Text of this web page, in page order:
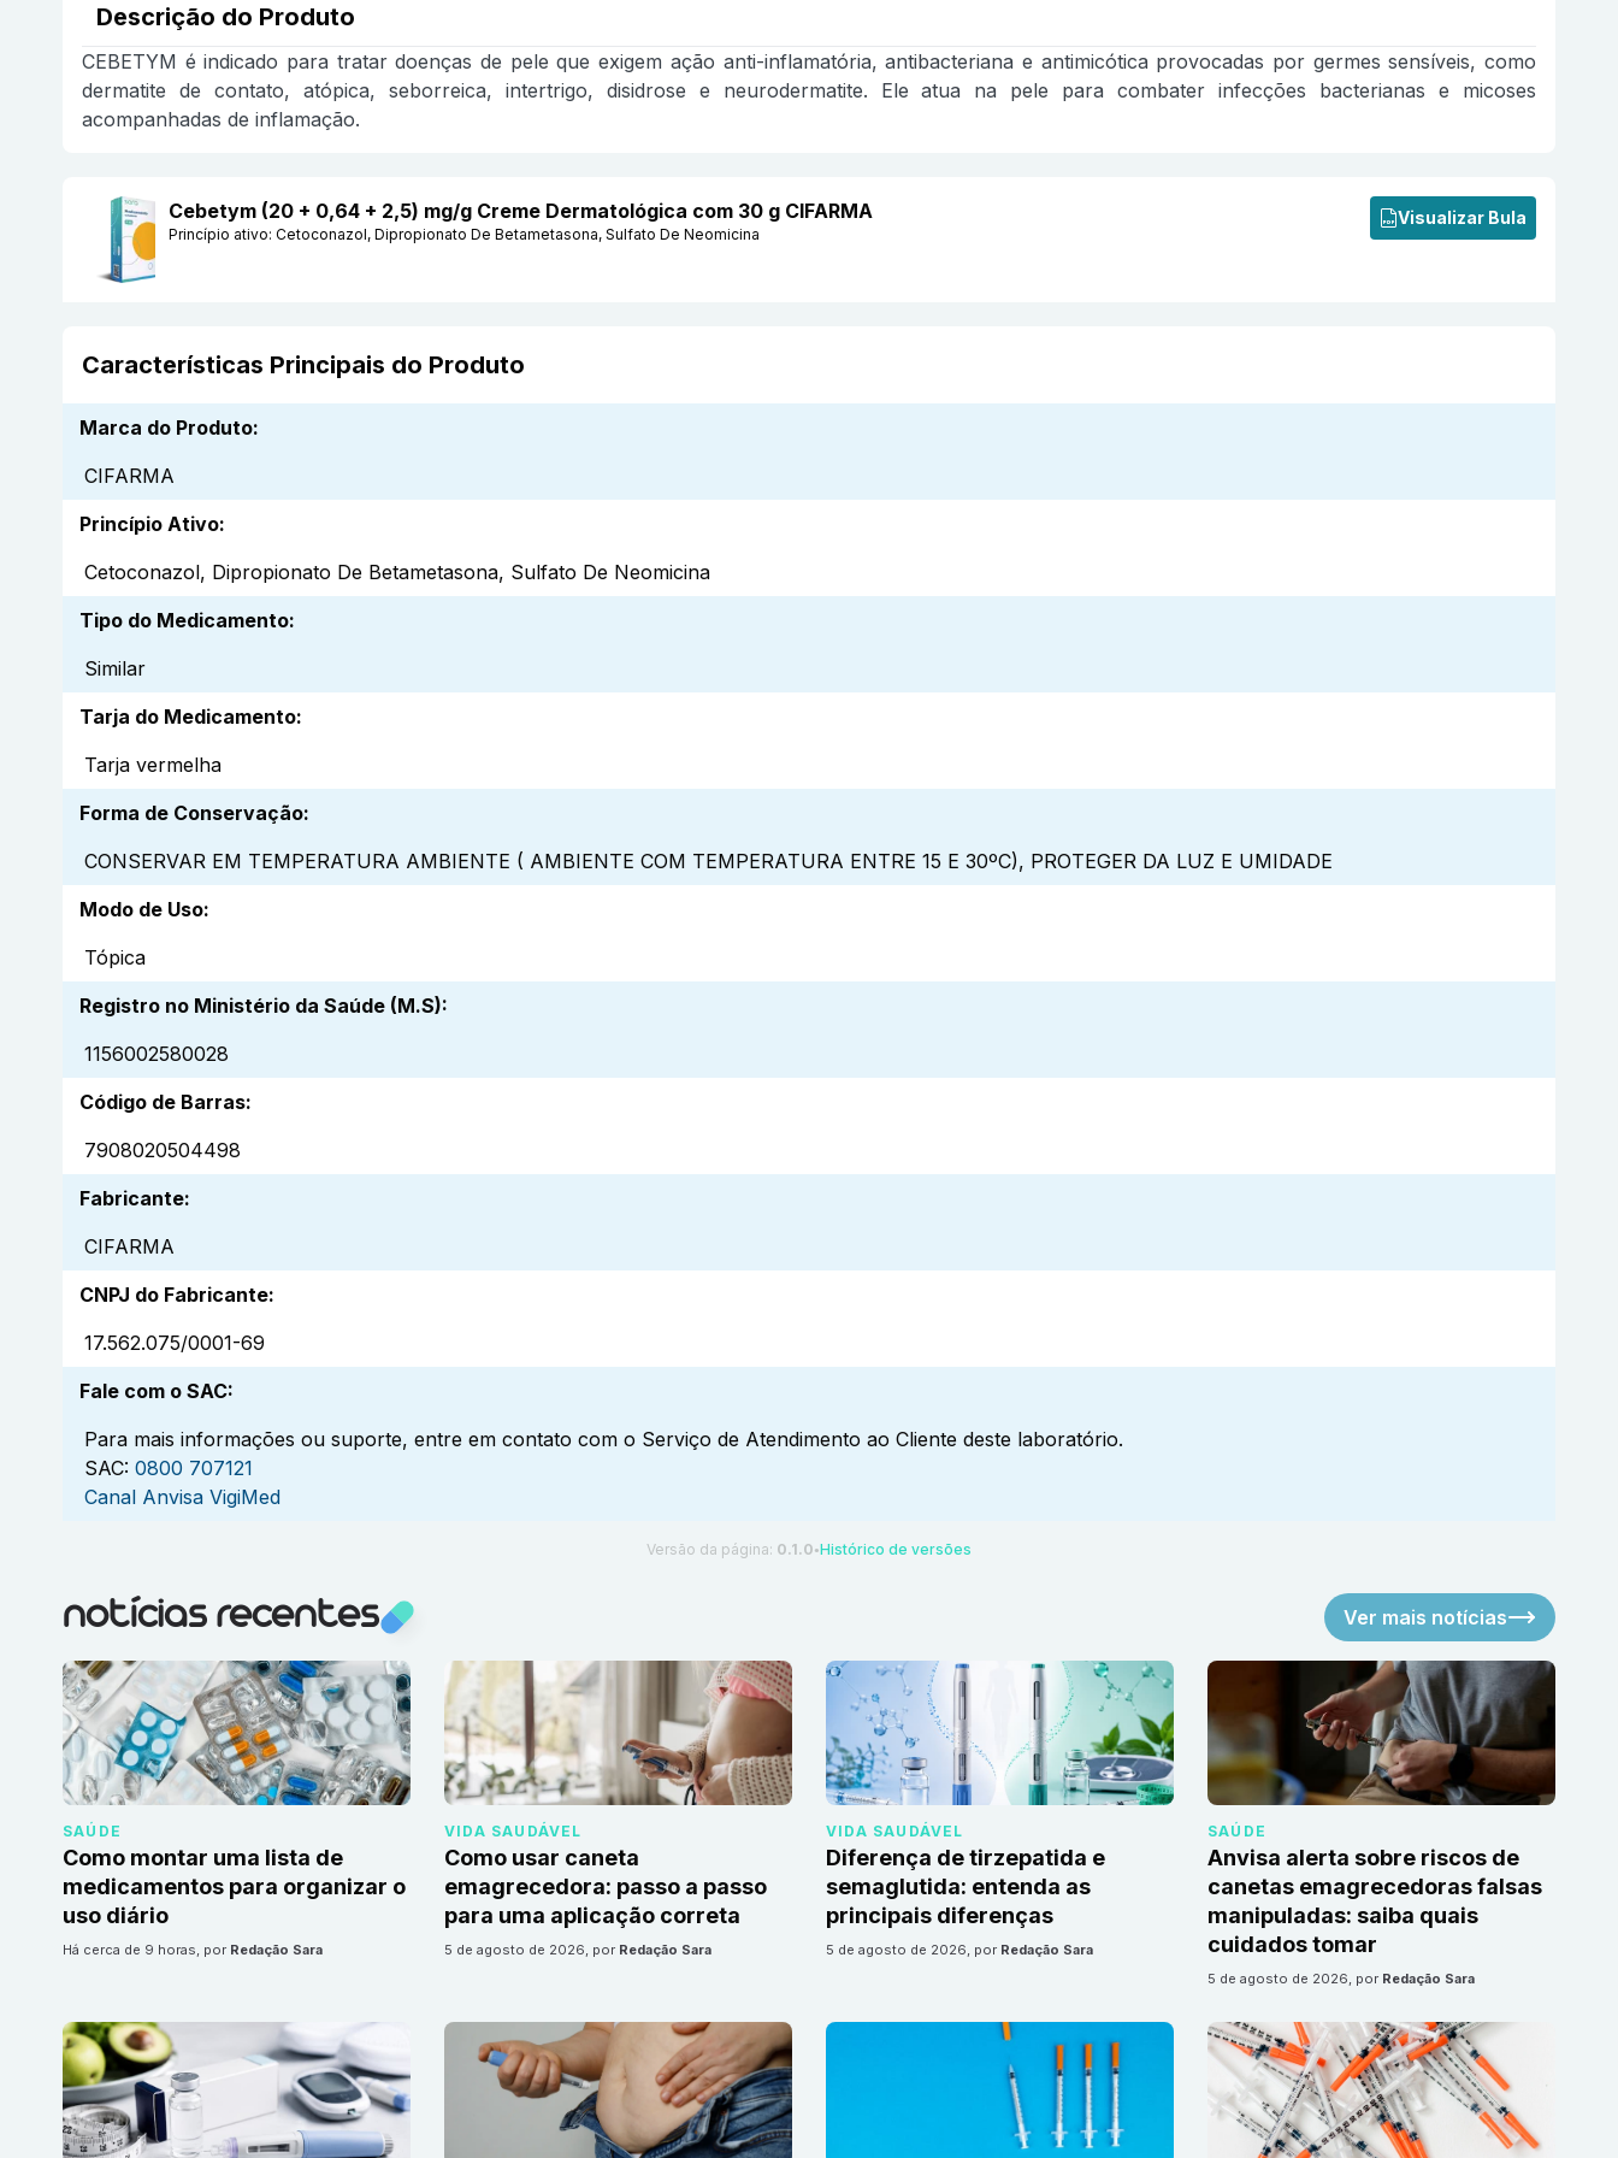
Descrição do Produto
CEBETYM é indicado para tratar doenças de pele que exigem ação anti-inflamatória, antibacteriana e antimicótica provocadas por germes sensíveis, como
dermatite de contato, atópica, seborreica, intertrigo, disidrose e neurodermatite. Ele atua na pele para combater infecções bacterianas e micoses
acompanhadas de inflamação.
Cebetym (20 + 0,64 + 2,5) mg/g Creme Dermatológica com 30 g CIFARMA
Princípio ativo: Cetoconazol, Dipropionato De Betametasona, Sulfato De Neomicina
Visualizar Bula
Características Principais do Produto
Marca do Produto:
CIFARMA
Princípio Ativo:
Cetoconazol, Dipropionato De Betametasona, Sulfato De Neomicina
Tipo do Medicamento:
Similar
Tarja do Medicamento:
Tarja vermelha
Forma de Conservação:
CONSERVAR EM TEMPERATURA AMBIENTE ( AMBIENTE COM TEMPERATURA ENTRE 15 E 30ºC), PROTEGER DA LUZ E UMIDADE
Modo de Uso:
Tópica
Registro no Ministério da Saúde (M.S):
1156002580028
Código de Barras:
7908020504498
Fabricante:
CIFARMA
CNPJ do Fabricante:
17.562.075/0001-69
Fale com o SAC:
Para mais informações ou suporte, entre em contato com o Serviço de Atendimento ao Cliente deste laboratório.
SAC: 0800 707121
Canal Anvisa VigiMed
Versão da página: 0.1.0 ●Histórico de versões
notícias recentes Ver mais notícias
SAÚDE
Como montar uma lista de
medicamentos para organizar o
uso diário
há cerca de 9 horas, por Redação Sara
VIDA SAUDÁVEL
Como usar caneta
emagrecedora: passo a passo
para uma aplicação correta
5 de agosto de 2026, por Redação Sara
VIDA SAUDÁVEL
Diferença de tirzepatida e
semaglutida: entenda as
principais diferenças
5 de agosto de 2026, por Redação Sara
SAÚDE
Anvisa alerta sobre riscos de
canetas emagrecedoras falsas
manipuladas: saiba quais
cuidados tomar
5 de agosto de 2026, por Redação Sara